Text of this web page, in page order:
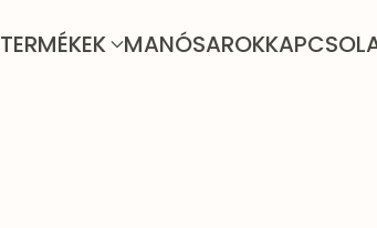
TERMÉKEK MANÓSAROK